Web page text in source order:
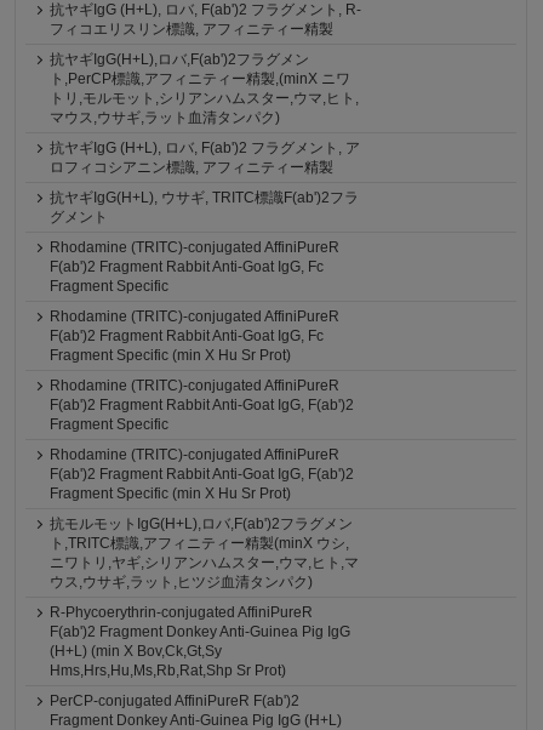
抗ヤギIgG (H+L), ロバ, F(ab')2 フラグメント, R-
フィコエリスリン標識, アフィニティー精製
抗ヤギIgG(H+L),ロバ,F(ab')2フラグメン
ト,PerCP標識,アフィニティー精製,(minX ニワ
トリ,モルモット,シリアンハムスター,ウマ,ヒト,
マウス,ウサギ,ラット血清タンパク)
抗ヤギIgG (H+L), ロバ, F(ab')2 フラグメント, ア
ロフィコシアニン標識, アフィニティー精製
抗ヤギIgG(H+L), ウサギ, TRITC標識F(ab')2フラ
グメント
Rhodamine (TRITC)-conjugated AffiniPureR
F(ab')2 Fragment Rabbit Anti-Goat IgG, Fc
Fragment Specific
Rhodamine (TRITC)-conjugated AffiniPureR
F(ab')2 Fragment Rabbit Anti-Goat IgG, Fc
Fragment Specific (min X Hu Sr Prot)
Rhodamine (TRITC)-conjugated AffiniPureR
F(ab')2 Fragment Rabbit Anti-Goat IgG, F(ab')2
Fragment Specific
Rhodamine (TRITC)-conjugated AffiniPureR
F(ab')2 Fragment Rabbit Anti-Goat IgG, F(ab')2
Fragment Specific (min X Hu Sr Prot)
抗モルモットIgG(H+L),ロバ,F(ab')2フラグメン
ト,TRITC標識,アフィニティー精製(minX ウシ,
ニワトリ,ヤギ,シリアンハムスター,ウマ,ヒト,マ
ウス,ウサギ,ラット,ヒツジ血清タンパク)
R-Phycoerythrin-conjugated AffiniPureR
F(ab')2 Fragment Donkey Anti-Guinea Pig IgG
(H+L) (min X Bov,Ck,Gt,Sy
Hms,Hrs,Hu,Ms,Rb,Rat,Shp Sr Prot)
PerCP-conjugated AffiniPureR F(ab')2
Fragment Donkey Anti-Guinea Pig IgG (H+L)